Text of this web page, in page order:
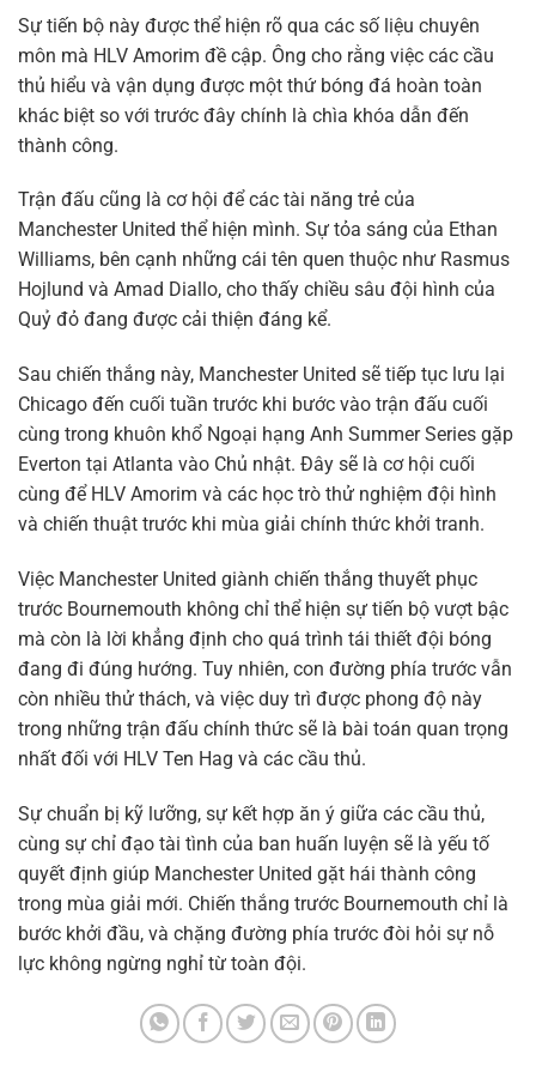
Sự tiến bộ này được thể hiện rõ qua các số liệu chuyên
môn mà HLV Amorim đề cập. Ông cho rằng việc các cầu
thủ hiểu và vận dụng được một thứ bóng đá hoàn toàn
khác biệt so với trước đây chính là chìa khóa dẫn đến
thành công.
Trận đấu cũng là cơ hội để các tài năng trẻ của
Manchester United thể hiện mình. Sự tỏa sáng của Ethan
Williams, bên cạnh những cái tên quen thuộc như Rasmus
Hojlund và Amad Diallo, cho thấy chiều sâu đội hình của
Quỷ đỏ đang được cải thiện đáng kể.
Sau chiến thắng này, Manchester United sẽ tiếp tục lưu lại
Chicago đến cuối tuần trước khi bước vào trận đấu cuối
cùng trong khuôn khổ Ngoại hạng Anh Summer Series gặp
Everton tại Atlanta vào Chủ nhật. Đây sẽ là cơ hội cuối
cùng để HLV Amorim và các học trò thử nghiệm đội hình
và chiến thuật trước khi mùa giải chính thức khởi tranh.
Việc Manchester United giành chiến thắng thuyết phục
trước Bournemouth không chỉ thể hiện sự tiến bộ vượt bậc
mà còn là lời khẳng định cho quá trình tái thiết đội bóng
đang đi đúng hướng. Tuy nhiên, con đường phía trước vẫn
còn nhiều thử thách, và việc duy trì được phong độ này
trong những trận đấu chính thức sẽ là bài toán quan trọng
nhất đối với HLV Ten Hag và các cầu thủ.
Sự chuẩn bị kỹ lưỡng, sự kết hợp ăn ý giữa các cầu thủ,
cùng sự chỉ đạo tài tình của ban huấn luyện sẽ là yếu tố
quyết định giúp Manchester United gặt hái thành công
trong mùa giải mới. Chiến thắng trước Bournemouth chỉ là
bước khởi đầu, và chặng đường phía trước đòi hỏi sự nỗ
lực không ngừng nghỉ từ toàn đội.